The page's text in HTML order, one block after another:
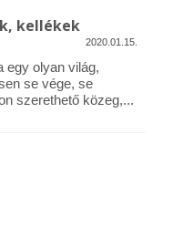
kellékek
2020.01.15.
egy olyan világ,
se vége, se
szerethető közeg,...